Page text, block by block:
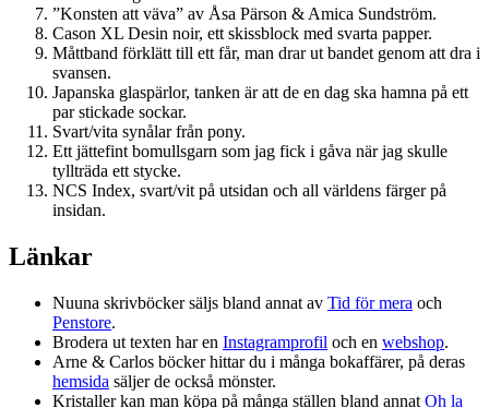
”Konsten att väva” av Åsa Pärson & Amica Sundström.
Cason XL Desin noir, ett skissblock med svarta papper.
Måttband förklätt till ett får, man drar ut bandet genom att dra i
svansen.
Japanska glaspärlor, tanken är att de en dag ska hamna på ett
par stickade sockar.
Svart/vita synålar från pony.
Ett jättefint bomullsgarn som jag fick i gåva när jag skulle
tyllträda ett stycke.
NCS Index, svart/vit på utsidan och all världens färger på
insidan.
Länkar
Nuuna skrivböcker säljs bland annat av Tid för mera och
Penstore.
Brodera ut texten har en Instagramprofil och en webshop.
Arne & Carlos böcker hittar du i många bokaffärer, på deras
hemsida säljer de också mönster.
Kristaller kan man köpa på många ställen bland annat Oh la